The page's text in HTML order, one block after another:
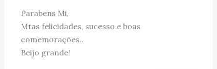
Parabens Mi,
Mtas felicidades, sucesso e boas
comemorações..
Beijo grande!